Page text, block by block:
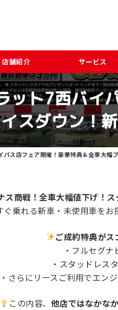
店舗紹介 サービス
ト7西バイ
スダウン！
パス店フェア開催！豪華特典＆全車大幅
ス商戦！全車大幅値下げ！
ぐ乗れる新車・未使用車をお
ご成約特典がス
・フルセグナ
・スタッドレス
・さらにリースご利用でエン
この内容、 他店ではなかな